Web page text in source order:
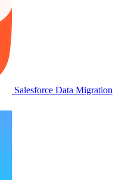
Salesforce Data Migration